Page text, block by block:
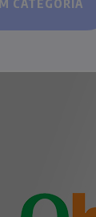
CATEGORIA